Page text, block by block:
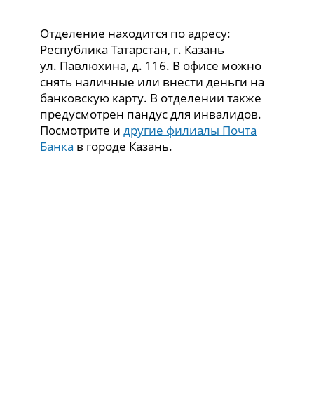
Отделение находится по адресу:
Республика Татарстан, г. Казань
ул. Павлюхина, д. 116. В офисе можно
снять наличные или внести деньги на
банковскую карту. В отделении также
предусмотрен пандус для инвалидов.
Посмотрите идругие филиалы Почта
Банка в городе Казань.